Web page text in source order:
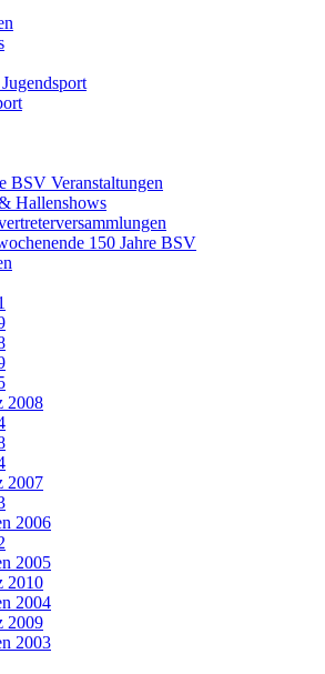
BSV Veranstaltungen
Hallenshows
150 Jahre BSV
2008
2007
2006
2005
2010
2004
2009
2003